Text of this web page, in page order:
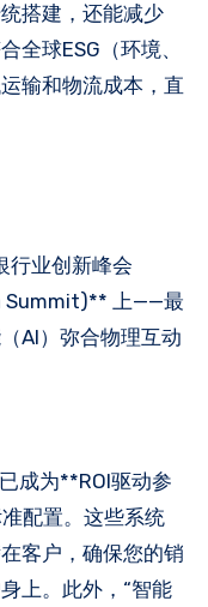
搭建，还能减少
全球ESG（环境、
输和物流成本，直
业创新峰会
Summit)** 上——最
AI）弥合物理互动
成为**ROI驱动参
配置。这些系统
客户，确保您的销
上。此外，“智能